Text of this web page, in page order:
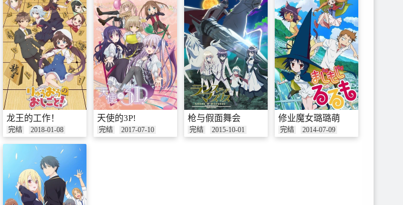
龙王的工作！
完结 2018-01-08
天使的3P!
完结 2017-07-10
枪与假面舞会
完结 2015-10-01
修业魔女璐璐萌
完结 2014-07-09